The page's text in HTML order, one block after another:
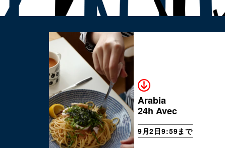
Arabia
24h Avec
9月2日9:59まで